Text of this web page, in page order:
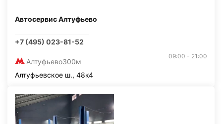
Автосервис Алтуфьево
+7 (495) 023-81-52
Алтуфьево300м
09:00 - 21:00
Алтуфьевское ш., 48к4